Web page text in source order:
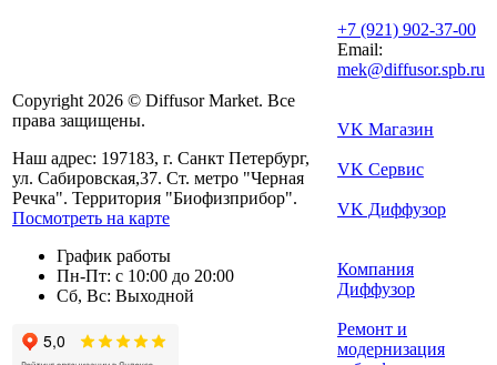
Copyright 2026 © Diffusor Market. Все
права защищены.
Наш адрес: 197183, г. Санкт Петербург,
ул. Сабировская,37. Ст. метро "Черная
Речка". Территория "Биофизприбор".
Посмотреть на карте
График работы
Пн-Пт: с 10:00 до 20:00
Сб, Вс: Выходной
+7 (921) 902-37-00
Email:
mek@diffusor.spb.ru
VK Магазин
VK Сервис
VK Диффузор
Компания
Диффузор
Ремонт и
модернизация